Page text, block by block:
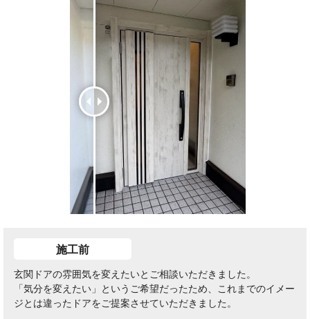
施工前
玄関ドアの雰囲気を変えたいとご相談いただきました。
「気分を変えたい」というご希望だったため、これまでのイメー
ジとは違ったドアをご提案させていただきました。